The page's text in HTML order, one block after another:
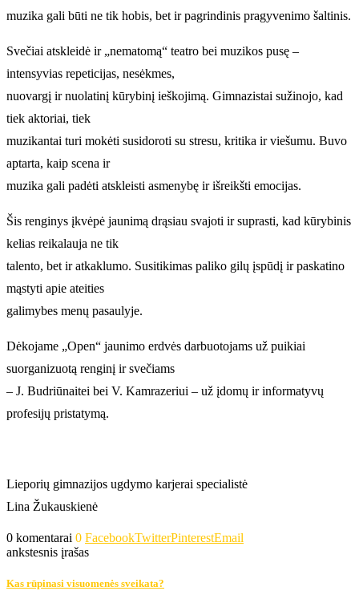
muzika gali būti ne tik hobis, bet ir pagrindinis pragyvenimo šaltinis.
Svečiai atskleidė ir „nematomą“ teatro bei muzikos pusę –
intensyvias repeticijas, nesėkmes,
nuovargį ir nuolatinį kūrybinį ieškojimą. Gimnazistai sužinojo, kad
tiek aktoriai, tiek
muzikantai turi mokėti susidoroti su stresu, kritika ir viešumu. Buvo
aptarta, kaip scena ir
muzika gali padėti atskleisti asmenybę ir išreikšti emocijas.
Šis renginys įkvėpė jaunimą drąsiau svajoti ir suprasti, kad kūrybinis
kelias reikalauja ne tik
talento, bet ir atkaklumo. Susitikimas paliko gilų įspūdį ir paskatino
mąstyti apie ateities
galimybes menų pasaulyje.
Dėkojame „Open“ jaunimo erdvės darbuotojams už puikiai
suorganizuotą renginį ir svečiams
– J. Budriūnaitei bei V. Kamrazeriui – už įdomų ir informatyvų
profesijų pristatymą.
Lieporių gimnazijos ugdymo karjerai specialistė
Lina Žukauskienė
0 komentarai 0 FacebookTwitterPinterestEmail
ankstesnis įrašas
Kas rūpinasi visuomenės sveikata?